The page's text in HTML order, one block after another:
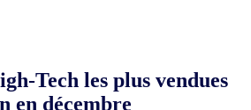
Tech les plus vendues
en décembre